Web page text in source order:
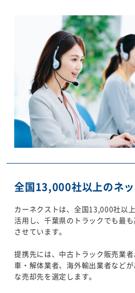
全国13,000社以上のネ
カーネクストは、全国13,000社以
活用し、千葉県のトラックでも最
させています。
提携先には、中古トラック販売業
車・解体業者、海外輸出業者など
な売却先を選定します。